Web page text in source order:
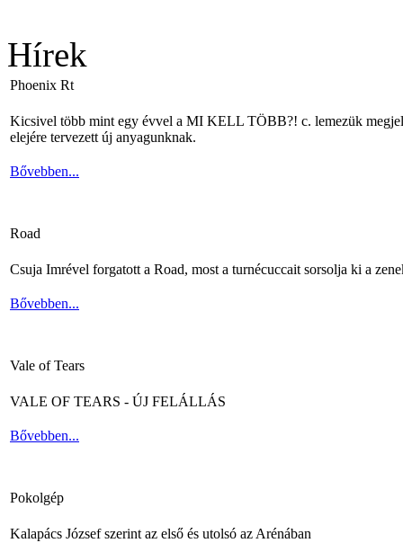
Hírek
Phoenix Rt
Kicsivel több mint egy évvel a MI KELL TÖBB?! c. lemezük
elejére tervezett új anyagunknak.
Bővebben...
Road
Csuja Imrével forgatott a Road, most a turnécuccait sorsolja ki a
Bővebben...
Vale of Tears
VALE OF TEARS - ÚJ FELÁLLÁS
Bővebben...
Pokolgép
Kalapács József szerint az első és utolsó az Arénában